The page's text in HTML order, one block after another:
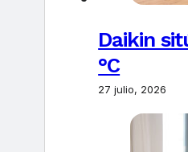
Daikin
°C
27 julio, 2026